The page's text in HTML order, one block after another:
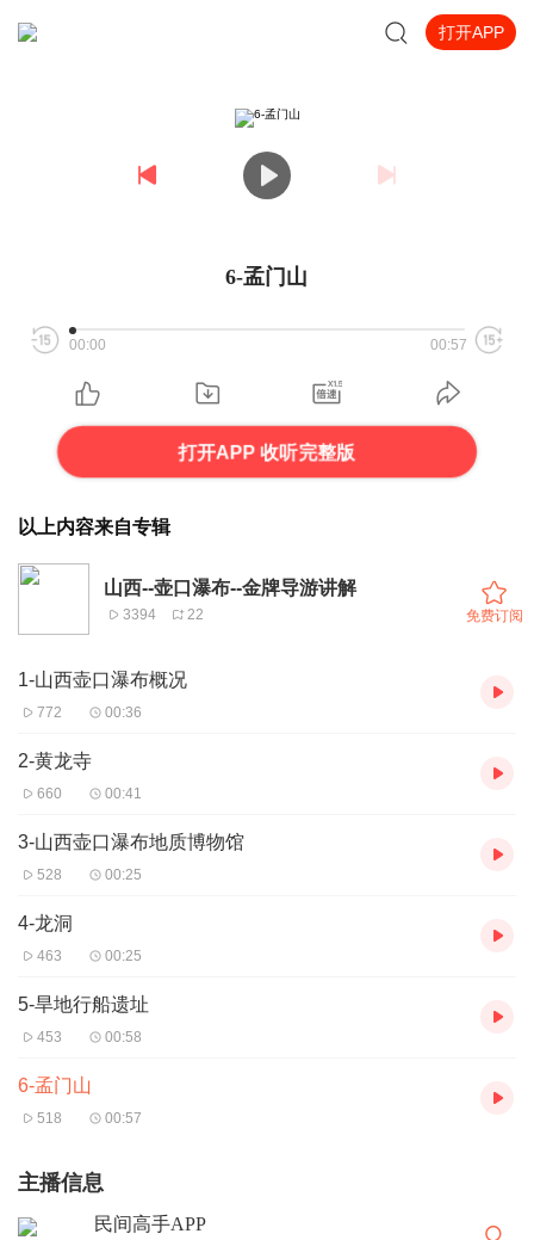
打开APP
6-孟门山
00:00 00:57
打开APP 收听完整版
以上内容来自专辑
山西--壶口瀑布--金牌导游讲解
3394 22 免费订阅
1-山西壶口瀑布概况
772 00:36
2-黄龙寺
660 00:41
3-山西壶口瀑布地质博物馆
528 00:25
4-龙洞
463 00:25
5-旱地行船遗址
453 00:58
6-孟门山
518 00:57
主播信息
民间高手APP